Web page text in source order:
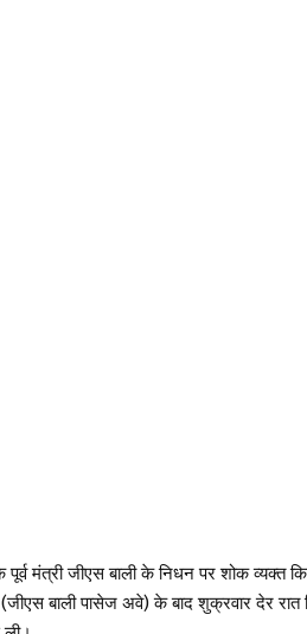
मंत्री जीएस बाली के निधन पर शोक व्यक्त
बाली पासेज अवे) के बाद शुक्रवार देर रात